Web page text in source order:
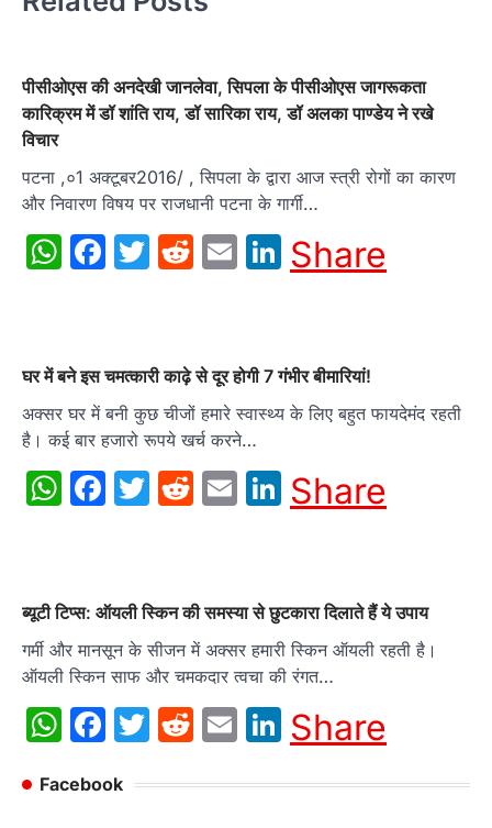
पीसीओएस की अनदेखी जानलेवा, सिपला के पीसीओएस जागरूकता
कारिक्रम में डॉ शांति राय, डॉ सारिका राय, डॉ अलका पाण्डेय ने रखे
विचार
पटना ,०1 अक्टूबर2016/ , सिपला के द्वारा आज स्त्री रोगों का कारण
और निवारण विषय पर राजधानी पटना के गार्गी…
WhatsApp
Facebook
Twitter
Reddit
EmailLinkedIn
Share
घर में बने इस चमत्‍कारी काढ़े से दूर होगी 7 गंभीर बीमारियां!
अक्सर घर में बनी कुछ चीजों हमारे स्वास्थ्य के लिए बहुत फायदेमंद रहती
है। कई बार हजारो रूपये खर्च करने…
WhatsApp
Facebook
Twitter
Reddit
EmailLinkedIn
Share
ब्यूटी टिप्स: ऑयली स्किन की समस्या से छुटकारा दिलाते हैं ये उपाय
गर्मी और मानसून के सीजन में अक्सर हमारी स्किन ऑयली रहती है।
ऑयली स्किन साफ और चमकदार त्वचा की रंगत…
WhatsApp
Facebook
Twitter
Reddit
EmailLinkedIn
Share
Facebook